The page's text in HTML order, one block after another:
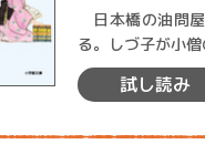
日本橋の油問
る。しづ子が小
った。真淵が、
試し読み